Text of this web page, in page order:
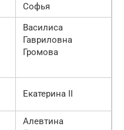
Софья
Василиса
Гавриловна
Громова
Екатерина II
Алевтина